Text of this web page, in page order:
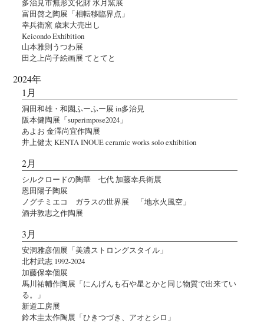
多治見市無形文化財 水月窯展
富田啓之陶展「相転移臨界点」
幸兵衛窯 歳末大売出し
Keicondo Exhibition
山本雅則うつわ展
田之上尚子絵画展 てとてと
2024年
1月
洞田和雄・和園ふーふー展 in多治見
阪本健陶展「superimpose2024」
あよお 金澤尚宜作陶展
井上健太 KENTA INOUE ceramic works solo exhibition
2月
シルクロードの陶華 七代 加藤幸兵衛展
恩田陽子陶展
ノグチミエコ ガラスの世界展 「地水火風空」
酒井敦志之作陶展
3月
安洞雅彦個展「美濃ストロングスタイル」
北村武志 1992-2024
加藤保幸個展
馬川祐輔作陶展「にんげんも石や星とかと同じ物質で出来てい
る。」
新道工房展
鈴木圭太作陶展「ひきつづき、アオとシロ」